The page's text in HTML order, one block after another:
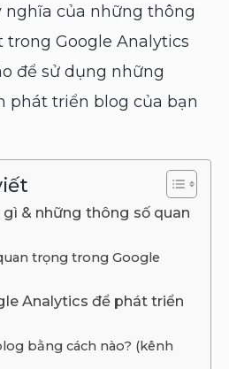
nghĩa của những thông
Google Analytics
để sử dụng những
phát triển blog của bạn
& những thông số quan
trọng trong Google
Analytics để phát triển
bằng cách nào? (kênh